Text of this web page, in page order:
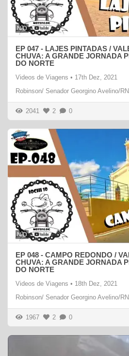
N/D
EP 047 - LAJES PINTADAS /
CHUVA: A GRANDE JORNADA
DO NORTE
Videos de Viagens • 17th Dez, 2021
Robinson/ Senador Georgino Avelino/RN
2041 2 0
N/D
EP 048 - CAMPO REDONDO /
CHUVA: A GRANDE JORNADA
DO NORTE
Videos de Viagens • 18th Dez, 2021
Robinson/ Senador Georgino Avelino/RN
1967 2 0